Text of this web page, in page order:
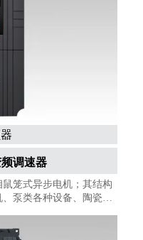
调速器
笼式异步电机；其结构
泵类各种设备、陶瓷机